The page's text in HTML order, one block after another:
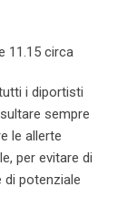
11.15 circa
i diportisti
sempre
le allerte
per evitare di
potenziale